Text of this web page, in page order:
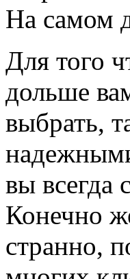
На самом
Для того
дольше
выбрать,
вы всегда
Конечно
странно,